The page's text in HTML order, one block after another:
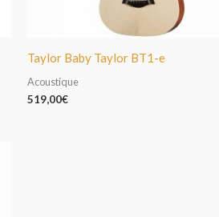
Taylor Baby Taylor BT1-e
Acoustique
519,00€